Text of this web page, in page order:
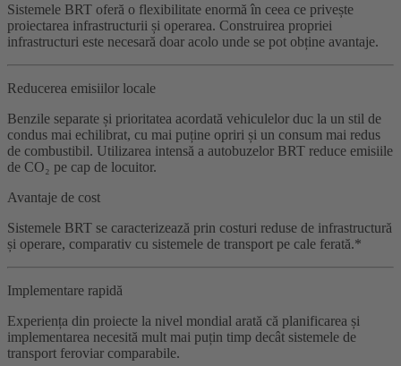
Sistemele BRT oferă o flexibilitate enormă în ceea ce privește
proiectarea infrastructurii și operarea. Construirea propriei
infrastructuri este necesară doar acolo unde se pot obține avantaje.
Reducerea emisiilor locale
Benzile separate și prioritatea acordată vehiculelor duc la un stil de
condus mai echilibrat, cu mai puține opriri și un consum mai redus
de combustibil. Utilizarea intensă a autobuzelor BRT reduce emisiile
de CO₂ pe cap de locuitor.
Avantaje de cost
Sistemele BRT se caracterizează prin costuri reduse de infrastructură
și operare, comparativ cu sistemele de transport pe cale ferată.*
Implementare rapidă
Experiența din proiecte la nivel mondial arată că planificarea și
implementarea necesită mult mai puțin timp decât sistemele de
transport feroviar comparabile.